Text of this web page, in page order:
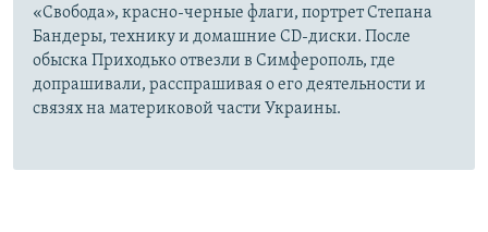
«Свобода», красно-черные флаги, портрет Степана
Бандеры, технику и домашние CD-диски. После
обыска Приходько отвезли в Симферополь, где
допрашивали, расспрашивая о его деятельности и
связях на материковой части Украины.